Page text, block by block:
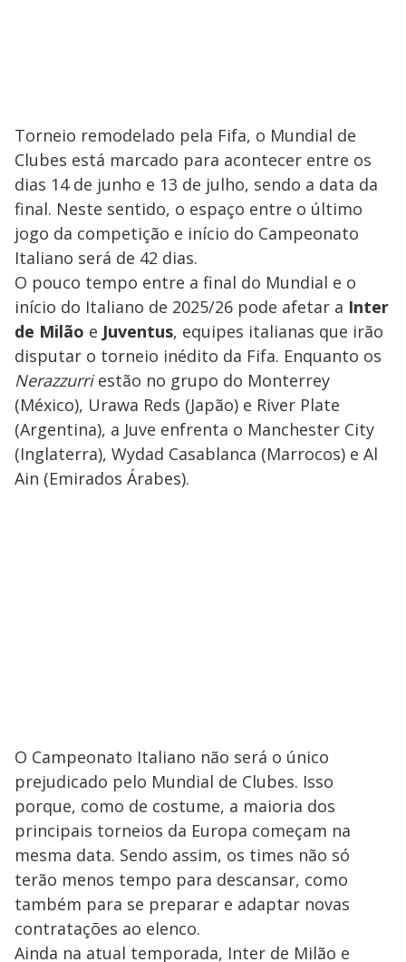
Torneio remodelado pela Fifa, o Mundial de
Clubes está marcado para acontecer entre os
dias 14 de junho e 13 de julho, sendo a data da
final. Neste sentido, o espaço entre o último
jogo da competição e início do Campeonato
Italiano será de 42 dias.
O pouco tempo entre a final do Mundial e o
início do Italiano de 2025/26 pode afetar a Inter
de Milão e Juventus, equipes italianas que irão
disputar o torneio inédito da Fifa. Enquanto os
Nerazzurriestão no grupo do Monterrey
(México), Urawa Reds (Japão) e River Plate
(Argentina), a Juve enfrenta o Manchester City
(Inglaterra), Wydad Casablanca (Marrocos) e Al
Ain (Emirados Árabes).
O Campeonato Italiano não será o único
prejudicado pelo Mundial de Clubes. Isso
porque, como de costume, a maioria dos
principais torneios da Europa começam na
mesma data. Sendo assim, os times não só
terão menos tempo para descansar, como
também para se preparar e adaptar novas
contratações ao elenco.
Ainda na atual temporada, Inter de Milão e